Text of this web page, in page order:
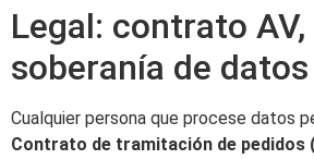
Legal: contrato
soberanía de datos
Cualquier persona que procese datos
Contrato de tramitación de pedidos